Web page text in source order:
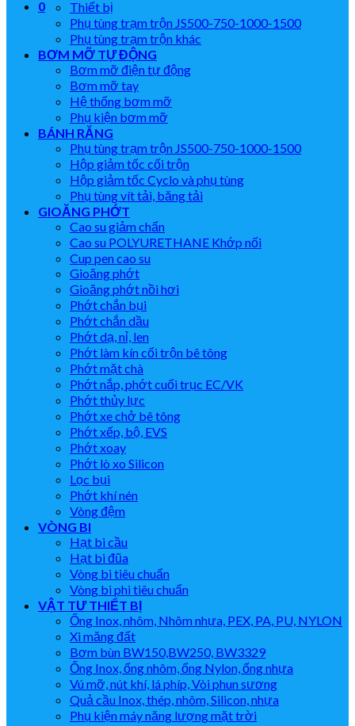
0
Thiết bị
Phụ tùng trạm trộn JS500-750-1000-1500
Phụ tùng trạm trộn khác
BƠM MỠ TỰ ĐỘNG
Bơm mỡ điện tự động
Bơm mỡ tay
Hệ thống bơm mỡ
Phụ kiện bơm mỡ
BÁNH RĂNG
Phụ tùng trạm trộn JS500-750-1000-1500
Hộp giảm tốc cối trộn
Hộp giảm tốc Cyclo và phụ tùng
Phụ tùng vít tải, băng tải
GIOĂNG PHỚT
Cao su giảm chấn
Cao su POLYURETHANE Khớp nối
Cup pen cao su
Gioăng phớt
Gioăng phớt nồi hơi
Phớt chắn bụi
Phớt chắn dầu
Phớt dạ, nỉ, len
Phớt làm kín cối trộn bê tông
Phớt mặt chà
Phớt nắp, phớt cuối trục EC/VK
Phớt thủy lực
Phớt xe chở bê tông
Phớt xếp, bộ, EVS
Phớt xoay
Phớt lò xo Silicon
Lọc bụi
Phớt khí nén
Vòng đệm
VÒNG BI
Hạt bi cầu
Hạt bi đũa
Vòng bi tiêu chuẩn
Vòng bi phi tiêu chuẩn
VẬT TƯ THIẾT BỊ
Ống Inox, nhôm, Nhôm nhựa, PEX, PA, PU, NYLON
Xi măng đất
Bơm bùn BW150,BW250, BW3329
Ống Inox, ống nhôm, ống Nylon, ống nhựa
Vú mỡ, nút khí, lá phíp, Vòi phun sương
Quả cầu Inox, thép, nhôm, Silicon, nhựa
Phụ kiện máy năng lượng mặt trời